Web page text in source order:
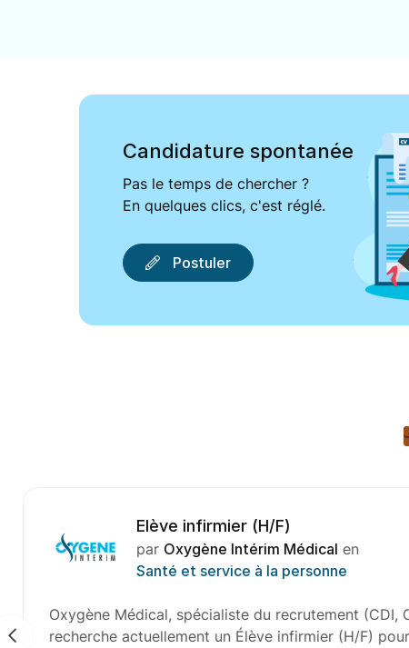
Candidature spontanée
Pas le temps de chercher ?
En quelques clics, c'est réglé.
Postuler
Elève infirmier (H/F)
parOxygène Intérim Médicalen
Santé et service à la personne
Oxygène Médical, spécialiste du recrutement (CDI,
recherche actuellement un Élève infirmier (H/F) pour